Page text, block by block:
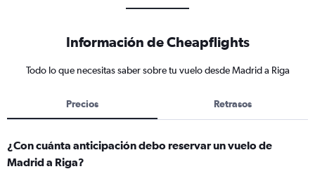
Información de Cheapflights
Todo lo que necesitas saber sobre tu vuelo desde Madrid a Riga
Precios Retrasos
¿Con cuánta anticipación debo reservar un vuelo de
Madrid a Riga?